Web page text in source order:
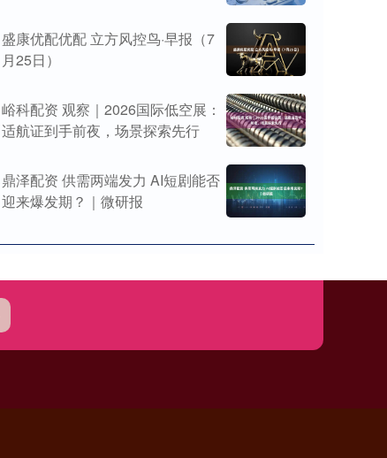
盛康优配优配 立方风控鸟·早报（7
月25日）
峪科配资 观察｜2026国际低空展：
适航证到手前夜，场景探索先行
鼎泽配资 供需两端发力 AI短剧能否
迎来爆发期？｜微研报